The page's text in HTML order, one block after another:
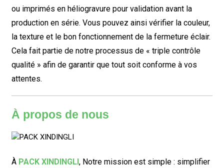
ou imprimés en héliogravure pour validation avant la
production en série. Vous pouvez ainsi vérifier la couleur,
la texture et le bon fonctionnement de la fermeture éclair.
Cela fait partie de notre processus de « triple contrôle
qualité » afin de garantir que tout soit conforme à vos
attentes.
À propos de nous
À PACK XINDINGLI, Notre mission est simple : simplifier